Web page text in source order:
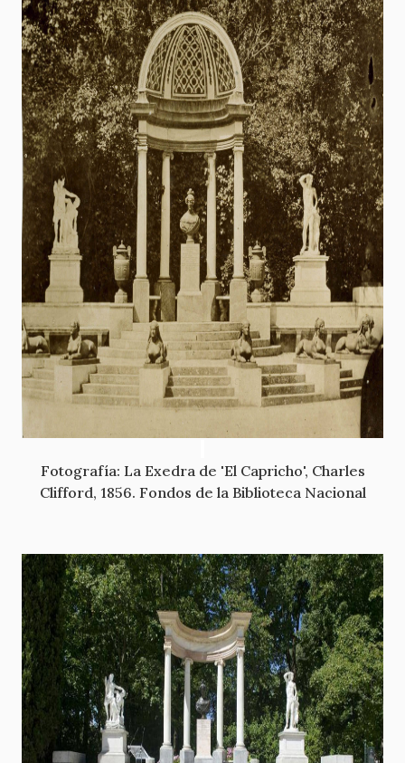
Fotografía: La Exedra de 'El Capricho', Charles
Clifford, 1856. Fondos de la Biblioteca Nacional